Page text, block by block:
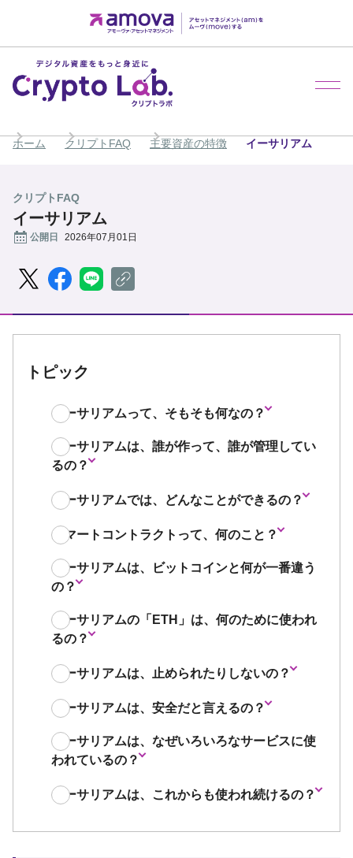
ホーム クリプトFAQ 主要資産の特徴 イーサリアム
クリプトFAQ
イーサリアム
公開日 2026年07月01日
トピック
イーサリアムって、そもそも何なの？
イーサリアムは、誰が作って、誰が管理してい
るの？
イーサリアムでは、どんなことができるの？
スマートコントラクトって、何のこと？
イーサリアムは、ビットコインと何が一番違う
の？
イーサリアムの「ETH」は、何のために使われ
るの？
イーサリアムは、止められたりしないの？
イーサリアムは、安全だと言えるの？
イーサリアムは、なぜいろいろなサービスに使
われているの？
イーサリアムは、これからも使われ続けるの？